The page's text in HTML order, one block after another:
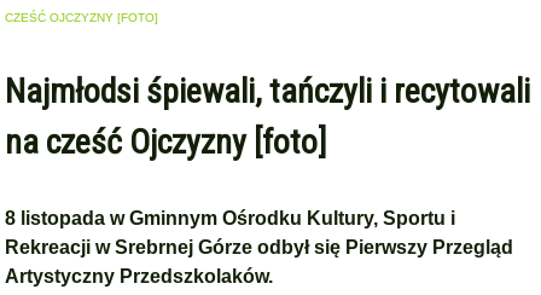
CZEŚĆ OJCZYZNY [FOTO]
Najmłodsi śpiewali, tańczyli i recytowali
na cześć Ojczyzny [foto]
8 listopada w Gminnym Ośrodku Kultury, Sportu i
Rekreacji w Srebrnej Górze odbył się Pierwszy Przegląd
Artystyczny Przedszkolaków.